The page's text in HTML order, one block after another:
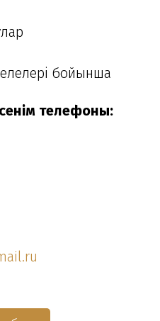
бойынша
телефоны: